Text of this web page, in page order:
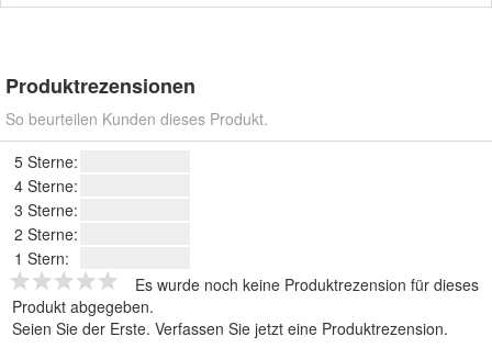
Produktrezensionen
So beurteilen Kunden dieses Produkt.
5 Sterne:
4 Sterne:
3 Sterne:
2 Sterne:
1 Stern:
Es wurde noch keine Produktrezension für dieses
Produkt abgegeben.
Seien Sie der Erste. Verfassen Sie jetzt eine Produktrezension.